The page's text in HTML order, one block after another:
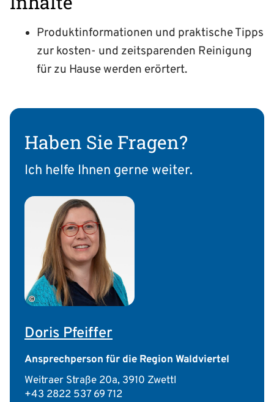
Produktinformationen und praktische Tipps
zur kosten- und zeitsparenden Reinigung
für zu Hause werden erörtert.
Haben Sie Fragen?
Ich helfe Ihnen gerne weiter.
©
Doris Pfeiffer
Ansprechperson für die Region Waldviertel
Weitraer Straße 20a, 3910 Zwettl
+43 2822 537 69 712